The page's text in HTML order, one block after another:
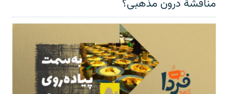
مناقشهٔ درون مذهبی؟